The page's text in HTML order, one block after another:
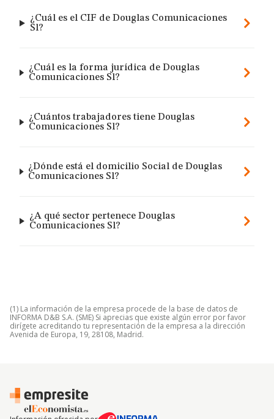
¿Cuál es el CIF de Douglas Comunicaciones
Sl?
¿Cuál es la forma jurídica de Douglas
Comunicaciones Sl?
¿Cuántos trabajadores tiene Douglas
Comunicaciones Sl?
¿Dónde está el domicilio Social de Douglas
Comunicaciones Sl?
¿A qué sector pertenece Douglas
Comunicaciones Sl?
(1) La información de la empresa procede de la base de datos de
INFORMA D&B S.A. (SME) Si aprecias que existe algún error por favor
dirígete acreditando tu representación de la empresa a la dirección
Avenida de Europa, 19, 28108, Madrid.